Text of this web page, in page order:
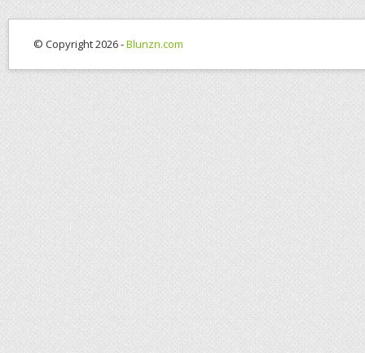
© Copyright 2026 -Blunzn.com